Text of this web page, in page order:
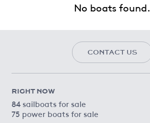
No boats found.
CONTACT US
RIGHT NOW
84 sailboats for sale
75 power boats for sale